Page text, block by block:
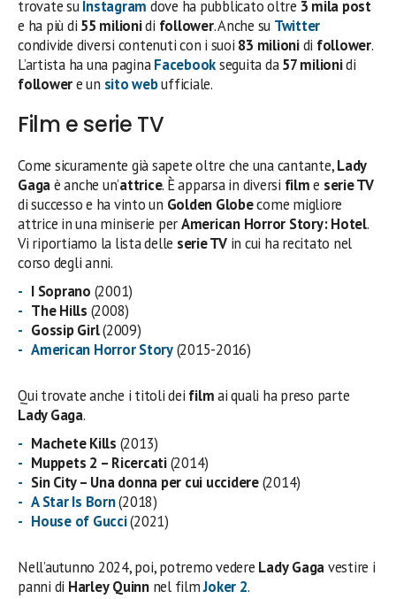
trovate suInstagram dove ha pubblicato oltre 3 mila post
e ha più di 55 milionidi follower. Anche su Twitter
condivide diversi contenuti con i suoi 83 milionidi follower.
L’artista ha una paginaFacebookseguita da57 milionidi
followere un sito webufficiale.
Film e serie TV
Come sicuramente già sapete oltre che una cantante,Lady
Gagaè anche un’attrice. È apparsa in diversi filme serie TV
di successo e ha vinto un Golden Globecome migliore
attrice in una miniserie perAmerican Horror Story: Hotel.
Vi riportiamo la lista delle serie TVin cui ha recitato nel
corso degli anni.
I Soprano (2001)
The Hills (2008)
Gossip Girl(2009)
American Horror Story(2015-2016)
Qui trovate anche i titoli dei filmai quali ha preso parte
Lady Gaga.
Machete Kills (2013)
Muppets 2 – Ricercati(2014)
Sin City – Una donna per cui uccidere(2014)
A Star Is Born(2018)
House of Gucci(2021)
Nell’autunno 2024, poi, potremo vedere Lady Gagavestire i
panni di Harley Quinnnel filmJoker 2.